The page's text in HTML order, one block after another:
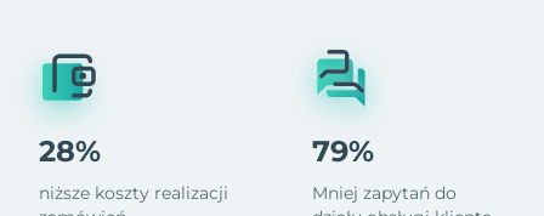
28%
niższe koszty realizacji
79%
Mniej zapytań do